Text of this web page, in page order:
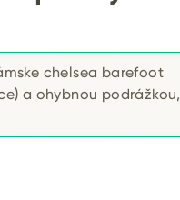
chelsea barefoot
a ohybnou podrážkou,